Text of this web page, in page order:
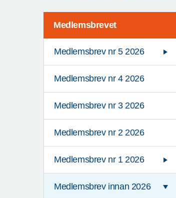
Medlemsbrevet
Medlemsbrev nr 5 2026
Medlemsbrev nr 4 2026
Medlemsbrev nr 3 2026
Medlemsbrev nr 2 2026
Medlemsbrev nr 1 2026
Medlemsbrev innan 2026